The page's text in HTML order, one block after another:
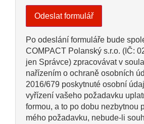
Po odeslání formuláře bude
COMPACT Polanský s.r.o. (IČ:
jen Správce) zpracovávat v
nařízením o ochraně osobních
2016/679 poskytnuté osobní
vyřízení vašeho požadavku
formou, a to po dobu nezbytnou
mého požadavku, nebude-li